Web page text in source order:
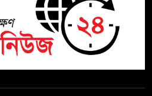
শতাব্দী রায়ের বাড়িতে বিদ্রোহীদের
বৈঠক, পশ্চিমবঙ্গে তৃনমূলে ভাঙনের
ইঙ্গিত !
বিএনপি নেতার ওপর হামলার